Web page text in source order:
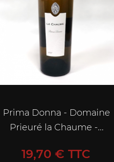
Prima Donna - Domaine
Prieuré la Chaume -...
Prix
19,70 € TTC